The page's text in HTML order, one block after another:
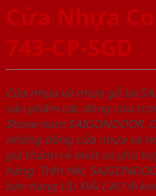
Cửa Nhựa
743-CP-SGD
Cửa nhựa và nhựa gỗ tại
sản phẩm các dòng cửa
Showroom SAIGONDOOR.
những dòng cửa nhựa và
giá thành rẻ nhất và phù
hàng. Trên hết,
bán hàng ƯU ĐÃI CAO đi